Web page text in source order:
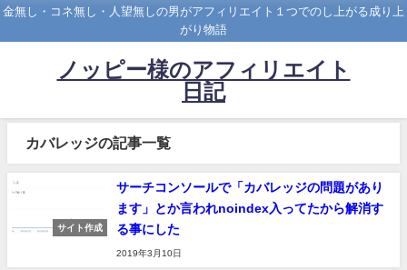
金無し・コネ無し・人望無しの男がアフィリエイト１つでのし上がる成り上
がり物語
ノッピー様のアフィリエイト
日記
カバレッジの記事一覧
サイト作成
サーチコンソールで「カバレッジの問題があり
ます」とか言われnoindex入ってたから解消す
る事にした
2019年3月10日